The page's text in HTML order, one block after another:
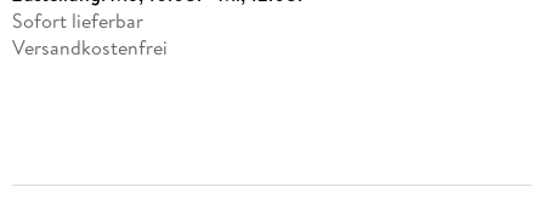
Sofort lieferbar
Versandkostenfrei